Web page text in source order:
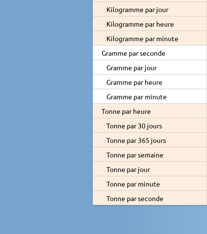
Kilogramme par jour
Kilogramme par heure
Kilogramme par minute
Gramme par seconde
Gramme par jour
Gramme par heure
Gramme par minute
Tonne par heure
Tonne par 30 jours
Tonne par 365 jours
Tonne par semaine
Tonne par jour
Tonne par minute
Tonne par seconde